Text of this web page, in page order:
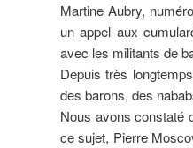
Martine Aubry,
un appel aux
avec les militants de
Depuis très
des barons, des
Nous avons constaté
ce sujet, Pierre